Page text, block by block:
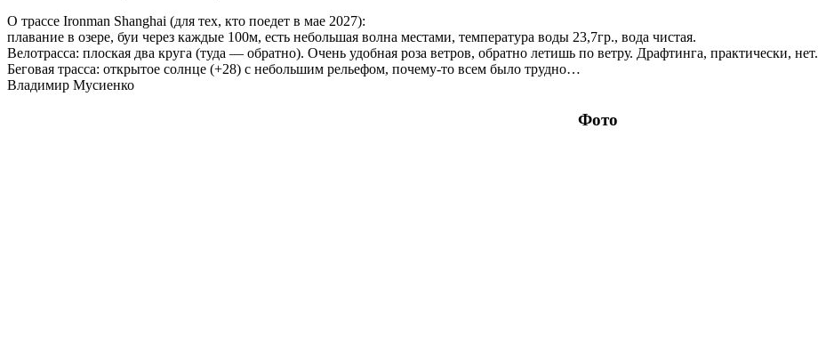
О трассе Ironman Shanghai (для тех, кто поедет в мае 2027):
плавание в озере, буи через каждые 100м, есть небольшая волна местами, температура воды 23,7гр., вода чистая.
Велотрасса: плоская два круга (туда — обратно). Очень удобная роза ветров, обратно летишь по ветру. Драфтинга, практически, нет.
Беговая трасса: открытое солнце (+28) с небольшим рельефом, почему-то всем было трудно…
Владимир Мусиенко
Фото